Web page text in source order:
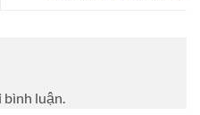
luận.